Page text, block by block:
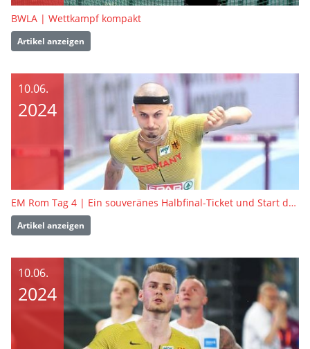
BWLA | Wettkampf kompakt
Artikel anzeigen
10.06.
2024
EM Rom Tag 4 | Ein souveränes Halbfinal-Ticket und Start des Zehnkampfs
Artikel anzeigen
10.06.
2024